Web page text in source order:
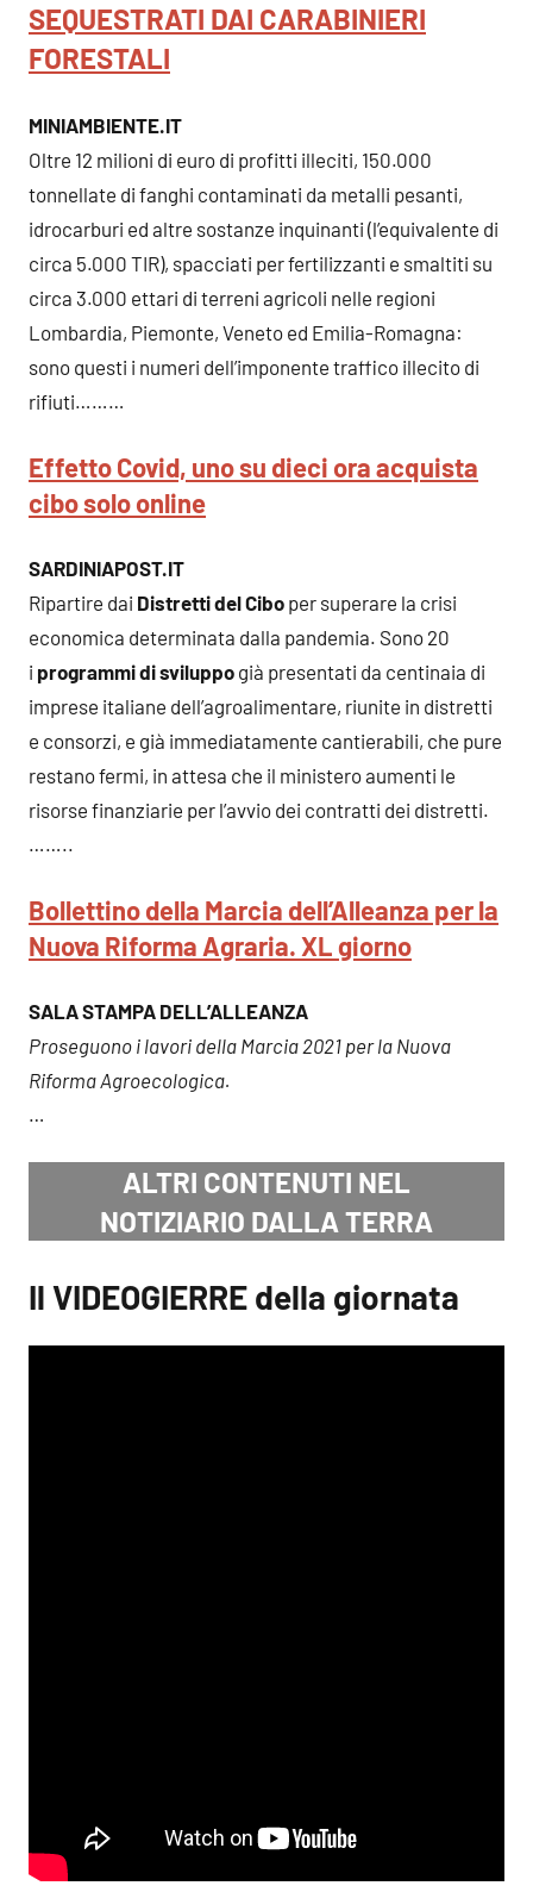
SEQUESTRATI DAI CARABINIERI
FORESTALI
MINIAMBIENTE.IT
Oltre 12 milioni di euro di profitti illeciti, 150.000
tonnellate di fanghi contaminati da metalli pesanti,
idrocarburi ed altre sostanze inquinanti (l’equivalente di
circa 5.000 TIR), spacciati per fertilizzanti e smaltiti su
circa 3.000 ettari di terreni agricoli nelle regioni
Lombardia, Piemonte, Veneto ed Emilia-Romagna:
sono questi i numeri dell’imponente traffico illecito di
rifiuti………
Effetto Covid, uno su dieci ora acquista
cibo solo online
SARDINIAPOST.IT
Ripartire dai Distretti del Cibo per superare la crisi
economica determinata dalla pandemia. Sono 20
i programmi di sviluppo già presentati da centinaia di
imprese italiane dell’agroalimentare, riunite in distretti
e consorzi, e già immediatamente cantierabili, che pure
restano fermi, in attesa che il ministero aumenti le
risorse finanziarie per l’avvio dei contratti dei distretti.
……..
Bollettino della Marcia dell’Alleanza per la
Nuova Riforma Agraria. XL giorno
SALA STAMPA DELL’ALLEANZA
Proseguono i lavori della Marcia 2021 per la Nuova
Riforma Agroecologica.
…
ALTRI CONTENUTI NEL
NOTIZIARIO DALLA TERRA
Il VIDEOGIERRE della giornata